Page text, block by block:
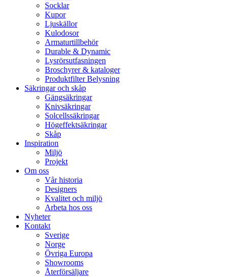
Socklar
Kupor
Ljuskällor
Kulodosor
Armaturtillbehör
Durable & Dynamic
Lysrörsutfasningen
Broschyrer & kataloger
Produktfilter Belysning
Säkringar och skåp
Gängsäkringar
Knivsäkringar
Solcellssäkringar
Högeffektsäkringar
Skåp
Inspiration
Miljö
Projekt
Om oss
Vår historia
Designers
Kvalitet och miljö
Arbeta hos oss
Nyheter
Kontakt
Sverige
Norge
Övriga Europa
Showrooms
Återförsäljare